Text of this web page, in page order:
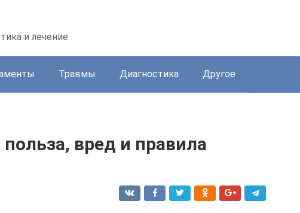
и лечение
Травмы Диагностика Другое
вред и правила